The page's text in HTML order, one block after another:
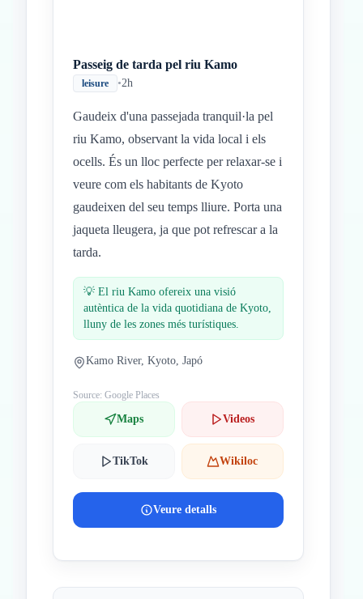
Passeig de tarda pel riu Kamo
leisure •2h
Gaudeix d'una passejada tranquil·la pel
riu Kamo, observant la vida local i els
ocells. És un lloc perfecte per relaxar-se i
veure com els habitants de Kyoto
gaudeixen del seu temps lliure. Porta una
jaqueta lleugera, ja que pot refrescar a la
tarda.
💡 El riu Kamo ofereix una visió
autèntica de la vida quotidiana de Kyoto,
lluny de les zones més turístiques.
Kamo River, Kyoto, Japó
Source: Google Places
Maps Videos
TikTok Wikiloc
Veure detalls